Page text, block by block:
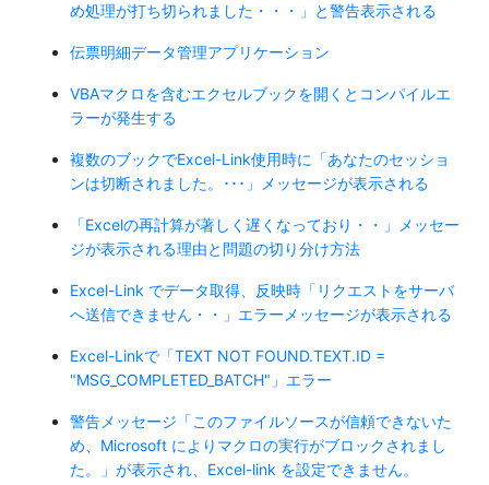
め処理が打ち切られました・・・」と警告表示される
伝票明細データ管理アプリケーション
VBAマクロを含むエクセルブックを開くとコンパイルエ
ラーが発生する
複数のブックでExcel-Link使用時に「あなたのセッショ
ンは切断されました。･･･」メッセージが表示される
「Excelの再計算が著しく遅くなっており・・」メッセー
ジが表示される理由と問題の切り分け方法
Excel-Link でデータ取得、反映時「リクエストをサーバ
へ送信できません・・」エラーメッセージが表示される
Excel-Linkで「TEXT NOT FOUND.TEXT.ID =
"MSG_COMPLETED_BATCH"」エラー
警告メッセージ「このファイルソースが信頼できないた
め、Microsoft によりマクロの実行がブロックされまし
た。」が表示され、Excel-link を設定できません。